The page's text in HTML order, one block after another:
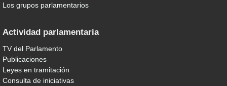
Los grupos parlamentarios
Actividad parlamentaria
TV del Parlamento
Publicaciones
Leyes en tramitación
Consulta de iniciativas